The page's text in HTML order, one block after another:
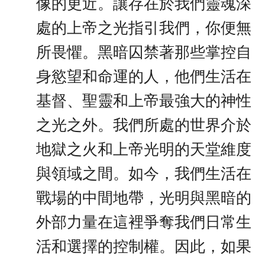
處的上帝之光指引我們，你便無
所畏懼。黑暗囚禁著那些掌控自
身慾望和命運的人，他們生活在
基督、聖靈和上帝最強大的神性
之光之外。我們所處的世界介於
地獄之火和上帝光明的天堂維度
與領域之間。如今，我們生活在
戰場的中間地帶，光明與黑暗的
外部力量在這裡爭奪我們日常生
活和選擇的控制權。因此，如果